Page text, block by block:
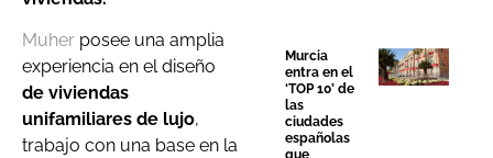
Muher posee una amplia
experiencia en el diseño
de viviendas
unifamiliares de lujo,
trabajo con una base en la
Murcia
entra en el
‘TOP 10’ de
las
ciudades
españolas
que